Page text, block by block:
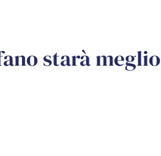
starà meglio